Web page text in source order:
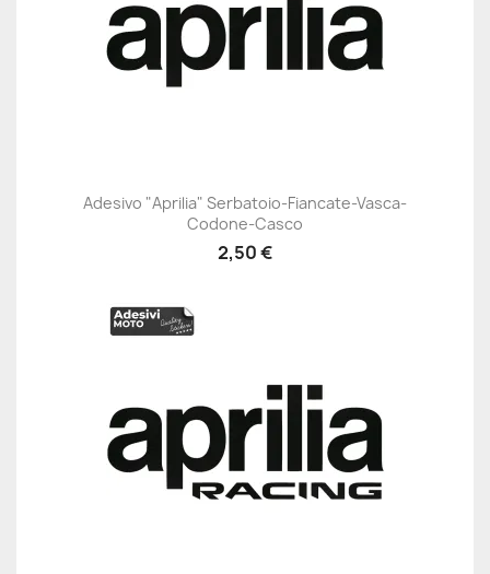
Adesivo "Aprilia" Serbatoio-Fiancate-Vasca-
Codone-Casco
2,50 €